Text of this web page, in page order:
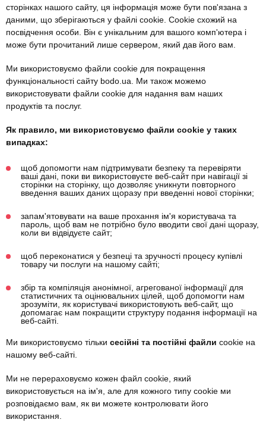
сторінках нашого сайту, ця інформація може бути пов'язана з
даними, що зберігаються у файлі cookie. Cookie схожий на
посвідчення особи. Він є унікальним для вашого комп'ютера і
може бути прочитаний лише сервером, який дав його вам.
Ми використовуємо файли cookie для покращення
функціональності сайту bodo.ua. Ми також можемо
використовувати файли cookie для надання вам наших
продуктів та послуг.
Як правило, ми використовуємо файли cookie у таких
випадках:
щоб допомогти нам підтримувати безпеку та перевіряти
ваші дані, поки ви використовуєте веб-сайт при навігації зі
сторінки на сторінку, що дозволяє уникнути повторного
введення ваших даних щоразу при введенні нової сторінки;
запам'ятовувати на ваше прохання ім'я користувача та
пароль, щоб вам не потрібно було вводити свої дані щоразу,
коли ви відвідуєте сайт;
щоб переконатися у безпеці та зручності процесу купівлі
товару чи послуги на нашому сайті;
збір та компіляція анонімної, агрегованої інформації для
статистичних та оцінювальних цілей, щоб допомогти нам
зрозуміти, як користувачі використовують веб-сайт, що
допомагає нам покращити структуру подання інформації на
веб-сайті.
Ми використовуємо тільки сесійні та постійні файли cookie на
нашому веб-сайті.
Ми не перераховуємо кожен файл cookie, який
використовується на ім'я, але для кожного типу cookie ми
розповідаємо вам, як ви можете контролювати його
використання.